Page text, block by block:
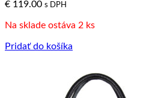
€ 119.00 s DPH
Na sklade ostáva 2 ks
Pridať do košíka